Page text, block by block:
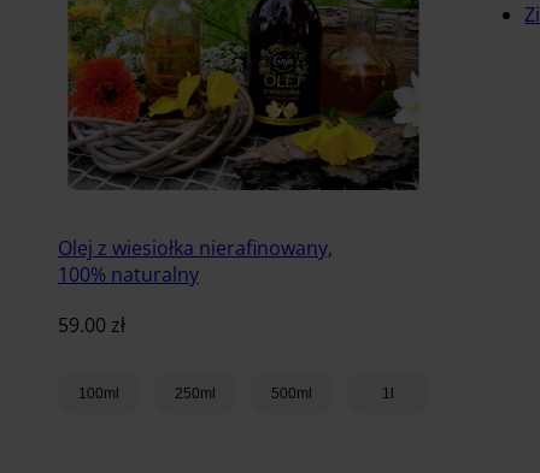
Olej z wiesiołka nierafinowany,
100% naturalny
59.00 zł
100ml 250ml 500ml 1l